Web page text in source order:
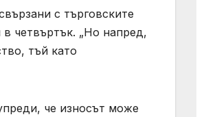
с търговските
четвъртък. „Но напред,
тъй като
че износът може